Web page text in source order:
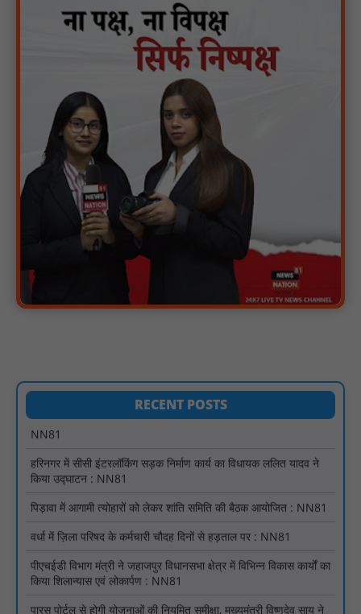
RECENT POSTS
वर्धा में ज़िला परिषद के कर्मचारी चौदह दिनों से हड़ताल पर : NN81
पीएचईडी विभाग मंत्री ने जहाजपुर विधानसभा क्षेत्र में विभिन्न विकास कार्यों का
किया शिलान्यास एवं लोकार्पण : NN81
पारस पोर्टल से होगी योजनाओं की नियमित समीक्षा, मुख्यमंत्री विष्णुदेव साय ने
दिए समयबद्ध क्रियान्वयन के निर्देश : NN81
सोलर हाई मास्ट से रोशन हो रहे वनांचल के गांव, नियद नेल्लानार ग्रामों में बढ़ी
सुरक्षा और सुविधा : NN81
सरस्वती साइकिल योजना के तहत 18 छात्राओं को साइकिल वितरण, 'एक पेड़
माँ के नाम' अभियान में हुआ वृक्षारोपण : NN81
रेजिडेंट डॉक्टरों का शांतिपूर्ण आंदोलन जारी, सभी रेजिडेंट्स का लंबित वेतन
जारी होने तक संघर्ष रहेगा : NN81
अभियान के बदलावों और तकनीकी प्रबंधन की दी गई विस्तृत जानकारी :
हरिनगर में सीसी इंटरलॉकिंग सड़क निर्माण कार्य का विधायक ललित यादव ने
पिड़ावा में आगामी त्योहारों को लेकर शांति समिति की बैठक आयोजित : NN81
वर्धा में ज़िला परिषद के कर्मचारी चौदह दिनों से हड़ताल पर : NN81
पीएचईडी विभाग मंत्री ने जहाजपुर विधानसभा क्षेत्र में विभिन्न विकास कार्यों का
पारस पोर्टल से होगी योजनाओं की नियमित समीक्षा, मुख्यमंत्री विष्णुदेव साय ने